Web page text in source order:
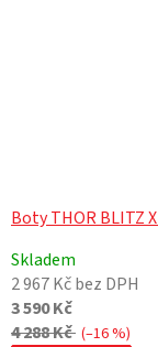
Boty THOR BLITZ
Skladem
2 967 Kč bez DPH
3 590 Kč
4 288 Kč (–16 %)